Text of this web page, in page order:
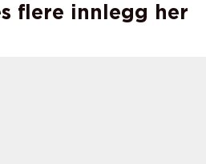
flere innlegg her